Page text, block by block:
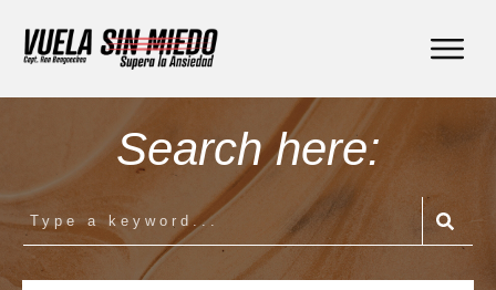
Search here: